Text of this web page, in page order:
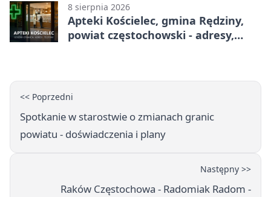
8 sierpnia 2026
Apteki Kościelec, gmina Rędziny,
powiat częstochowski - adresy,
<< Poprzedni
Spotkanie w starostwie o zmianach granic
powiatu - doświadczenia i plany
Następny >>
Raków Częstochowa - Radomiak Radom -